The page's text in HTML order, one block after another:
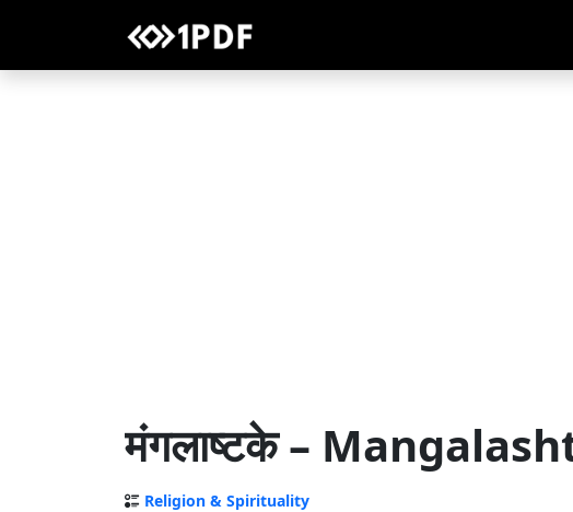
मंगलाष्टके –
Religion & Spirituality